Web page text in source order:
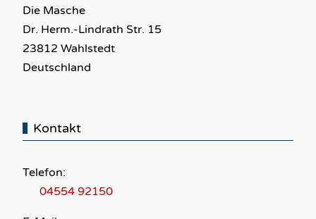
Die Masche
Dr. Herm.-Lindrath Str. 15
23812 Wahlstedt
Deutschland
Kontakt
Telefon:
04554 92150